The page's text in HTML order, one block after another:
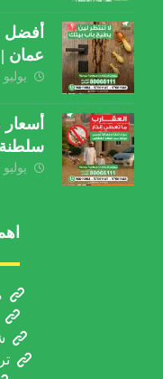
أفضل
عمان |
يوليو 27, 2026
يوليو 27, 2026